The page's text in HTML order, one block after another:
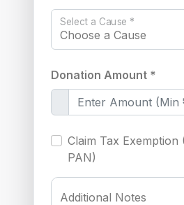
Select a Cause *
Donation Amount *
Claim Tax Exemption
PAN)
Additional Notes